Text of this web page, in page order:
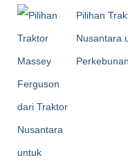
Pilihan
Nusantara
Perkebunan